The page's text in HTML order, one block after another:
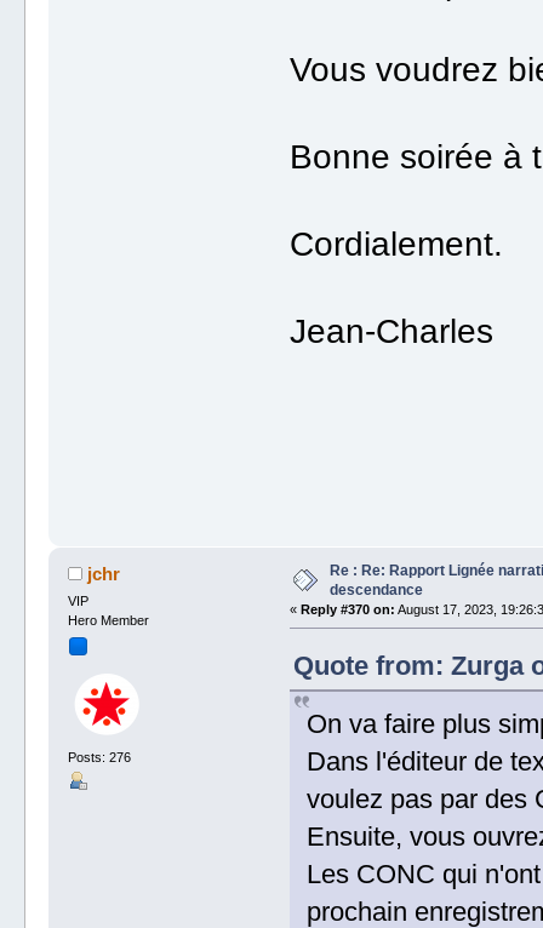
Vous voudrez
Bonne soirée à
Cordialement.
Jean-Charles
jchr
VIP
Hero Member
Posts: 276
Re : Re: Rapport Lignée
descendance
«Reply #370 on: August 17, 2023,
Quote from: Zurga
On va faire plus
Dans l'éditeur de
voulez pas par des
Ensuite, vous
Les CONC qui
prochain